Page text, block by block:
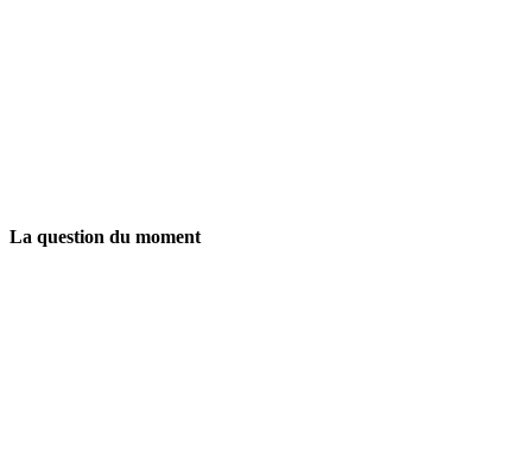
La question du moment